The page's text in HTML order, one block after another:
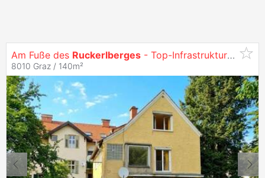
Am Fuße des Ruckerlberges - Top-Infrastruktur & Lkh-Nähe (17238)
8010 Graz / 140m²